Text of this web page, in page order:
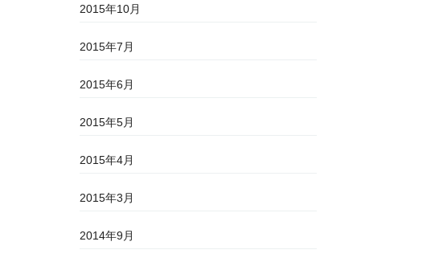
2015年10月
2015年7月
2015年6月
2015年5月
2015年4月
2015年3月
2014年9月